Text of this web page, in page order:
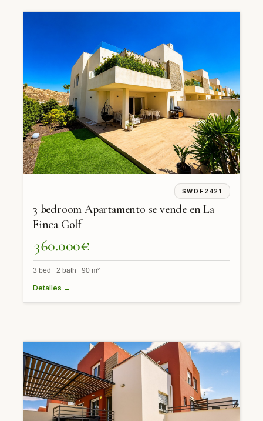
SWDF2421
3 bedroom Apartamento se vende en La
Finca Golf
360.000€
3 bed 2 bath 90 m²
Detalles →